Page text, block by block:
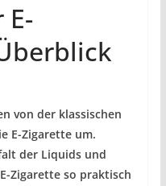
von der klassischen
E-Zigarette um.
der Liquidsund
Zigarette so praktisch